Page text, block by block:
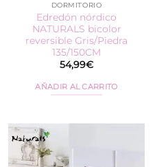
DORMITORIO
Edredón nórdico
NATURALS bicolor
reversible Gris/Piedra
135/150CM
54,99€
AÑADIR AL CARRITO